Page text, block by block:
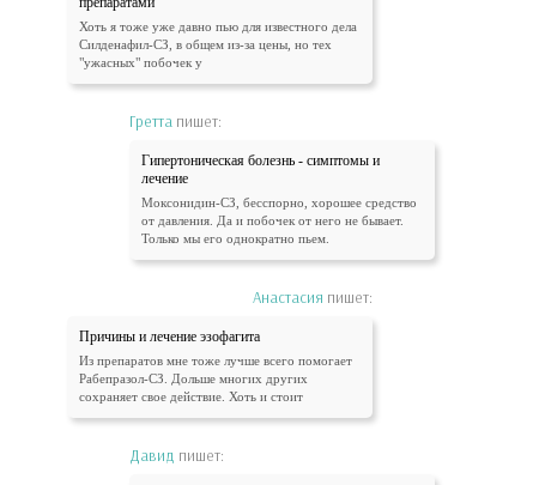
Хоть я тоже уже давно пью для известного дела
Силденафил-СЗ, в общем из-за цены, но тех
"ужасных" побочек у
Гретта пишет:
Гипертоническая болезнь - симптомы и
лечение
Моксонидин-СЗ, бесспорно, хорошее средство
от давления. Да и побочек от него не бывает.
Только мы его однократно пьем.
Анастасия пишет:
Причины и лечение эзофагита
Из препаратов мне тоже лучше всего помогает
Рабепразол-СЗ. Дольше многих других
сохраняет свое действие. Хоть и стоит
Давид пишет: